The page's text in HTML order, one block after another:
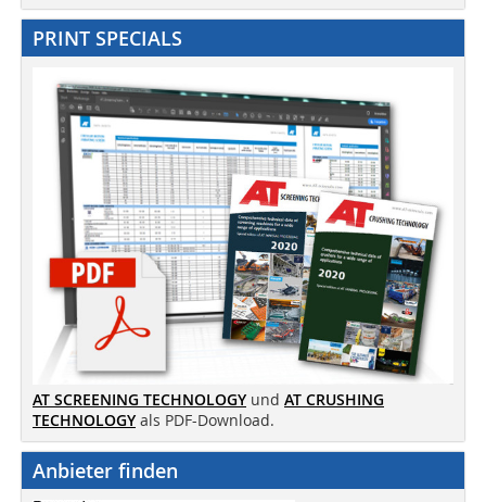
PRINT SPECIALS
AT SCREENING TECHNOLOGY und AT CRUSHING
TECHNOLOGY als PDF-Download.
Anbieter finden